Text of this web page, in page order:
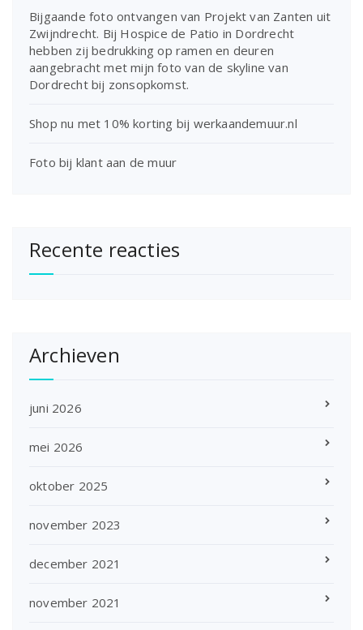
Bijgaande foto ontvangen van Projekt van Zanten uit
Zwijndrecht. Bij Hospice de Patio in Dordrecht
hebben zij bedrukking op ramen en deuren
aangebracht met mijn foto van de skyline van
Dordrecht bij zonsopkomst.
Shop nu met 10% korting bij werkaandemuur.nl
Foto bij klant aan de muur
Recente reacties
Archieven
juni 2026
mei 2026
oktober 2025
november 2023
december 2021
november 2021